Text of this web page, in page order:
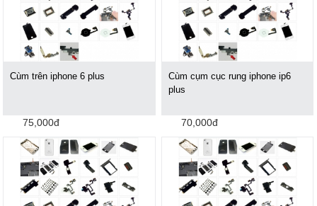
Cùm trên iphone 6 plus
75,000đ
Cùm cụm cục rung iphone ip6
plus
70,000đ